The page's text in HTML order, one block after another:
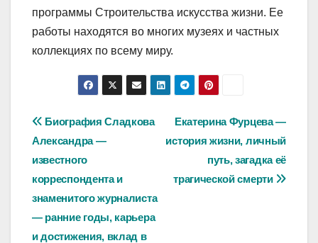
программы Строительства искусства жизни. Ее
работы находятся во многих музеях и частных
коллекциях по всему миру.
Навигация
по
записям
Екатерина Фурцева —
история жизни, личный
путь, загадка её
трагической смерти
Биография Сладкова
Александра —
известного
корреспондента и
знаменитого журналиста
— ранние годы, карьера
и достижения, вклад в